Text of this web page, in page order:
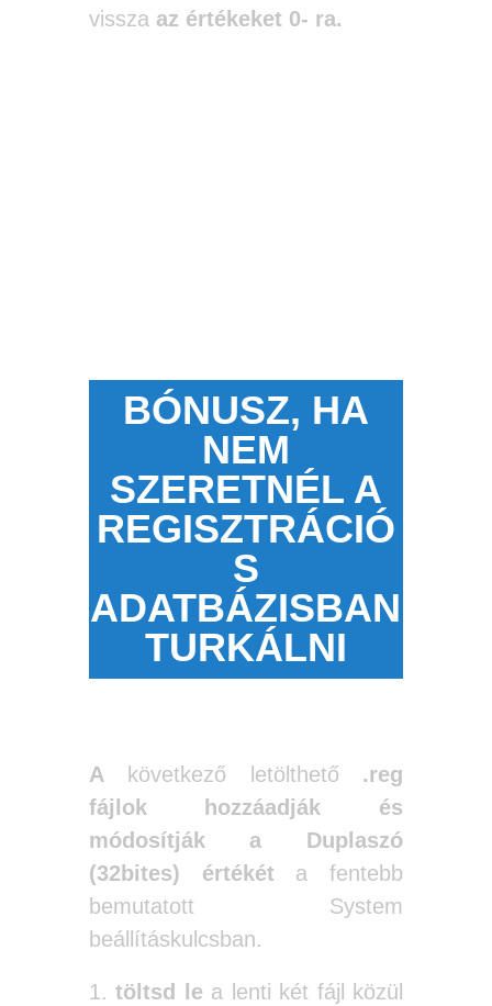
vissza az értékeket 0- ra.
BÓNUSZ, HA
NEM
SZERETNÉL A
REGISZTRÁCIÓ
S
ADATBÁZISBAN
TURKÁLNI
A következő letölthető .reg
fájlok hozzáadják és
módosítják a Duplaszó
(32bites) értékéta fentebb
bemutatott System
beállításkulcsban.
töltsd le a lenti két fájl közül